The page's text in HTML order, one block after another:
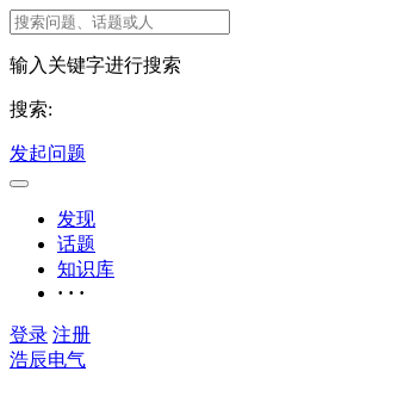
输入关键字进行搜索
搜索:
发起问题
发现
话题
知识库
· · ·
登录 注册
浩辰电气